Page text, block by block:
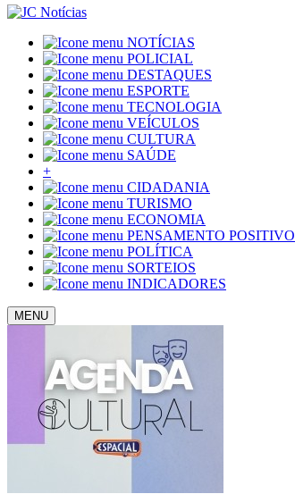
NOTÍCIAS
POLICIAL
DESTAQUES
ESPORTE
TECNOLOGIA
VEÍCULOS
CULTURA
SAÚDE
+
CIDADANIA
TURISMO
ECONOMIA
PENSAMENTO POSITIVO
POLÍTICA
SORTEIOS
INDICADORES
MENU